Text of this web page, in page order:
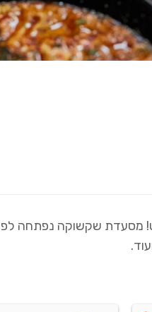
מסעדת שקשוקה נפתחה